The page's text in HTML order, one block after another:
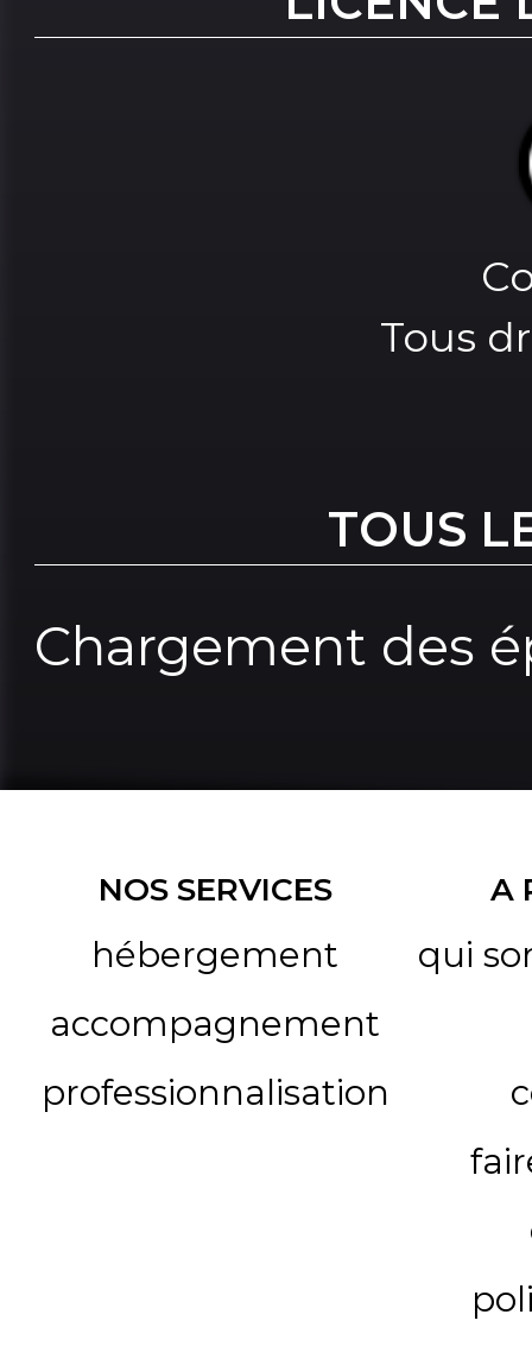
Tous
TOUS
Chargement des
NOS SERVICES
hébergement
accompagnement
professionnalisation
A
qui